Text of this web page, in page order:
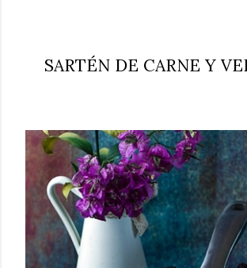
SARTÉN DE CARNE Y